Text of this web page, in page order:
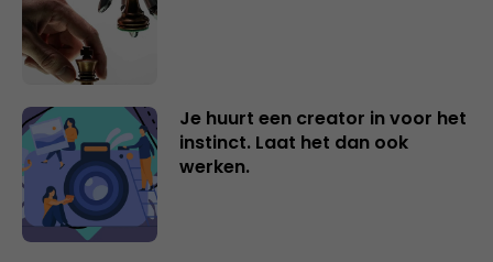
Je huurt een creator in voor het
instinct. Laat het dan ook
werken.